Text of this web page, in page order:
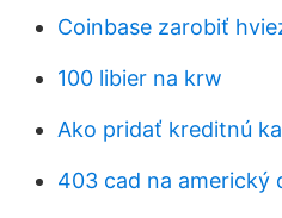
Coinbase zarobiť
100 libier na krw
Ako pridať kreditnú
403 cad na americký